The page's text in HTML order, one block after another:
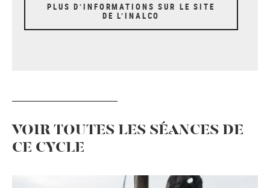
PLUS D’INFORMATIONS SUR LE SITE
DE L’INALCO
VOIR TOUTES LES SÉANCES DE
CE CYCLE